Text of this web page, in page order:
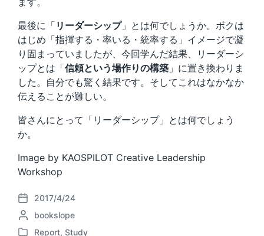
最後に「 リーダーシップ」とは何でしょうか。ボクは
はじめ「指揮する・率いる・統率する」イメージで凝
り固まっていましたが、今回学んだ結果、リーダーシ
ップとは「信頼という場作りの構築 」に置き換わりま
した。自分でも驚く結果です。そしてこれはなかなか
伝えることが難しい。
皆さんにとって「リーダーシップ」とは何でしょう
か。
Image by KAOSPILOT Creative Leadership
Workshop
P
o
s
2017/4/24
P
o
bookslope
Report, Study